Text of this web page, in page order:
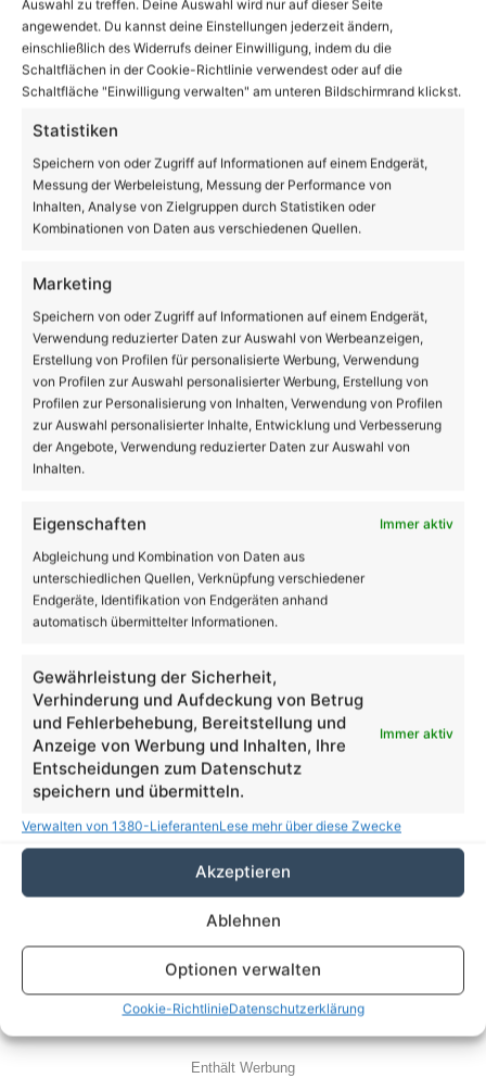
Auswahl zu treffen. Deine Auswahl wird nur auf dieser Seite
angewendet. Du kannst deine Einstellungen jederzeit ändern,
einschließlich des Widerrufs deiner Einwilligung, indem du die
Schaltflächen in der Cookie-Richtlinie verwendest oder auf die
Schaltfläche "Einwilligung verwalten" am unteren Bildschirmrand klickst.
Statistiken
Speichern von oder Zugriff auf Informationen auf einem Endgerät,
Messung der Werbeleistung, Messung der Performance von
Inhalten, Analyse von Zielgruppen durch Statistiken oder
Kombinationen von Daten aus verschiedenen Quellen.
Marketing
Speichern von oder Zugriff auf Informationen auf einem Endgerät,
Verwendung reduzierter Daten zur Auswahl von Werbeanzeigen,
Erstellung von Profilen für personalisierte Werbung, Verwendung
von Profilen zur Auswahl personalisierter Werbung, Erstellung von
Profilen zur Personalisierung von Inhalten, Verwendung von Profilen
zur Auswahl personalisierter Inhalte, Entwicklung und Verbesserung
der Angebote, Verwendung reduzierter Daten zur Auswahl von
Inhalten.
Eigenschaften
Immer aktiv
Abgleichung und Kombination von Daten aus
unterschiedlichen Quellen, Verknüpfung verschiedener
Endgeräte, Identifikation von Endgeräten anhand
automatisch übermittelter Informationen.
Gewährleistung der Sicherheit,
Verhinderung und Aufdeckung von Betrug
und Fehlerbehebung, Bereitstellung und
Anzeige von Werbung und Inhalten, Ihre
Entscheidungen zum Datenschutz
speichern und übermitteln.
Immer aktiv
Verwalten von 1380-LieferantenLese mehr über diese Zwecke
Akzeptieren
Ablehnen
Optionen verwalten
Cookie-RichtlinieDatenschutzerklärung
Eberswalde sagt Weihnachtsmarkt ab – Bernau
noch nicht
Bernau: Unruhe um den Bau einer neuen
Corona-Risikogebiet Berlin? Hauptstadt
überschreitet Grenzwert
Umfrage der Stadt Bernau: Medien – Zufriedenheit
– Wünsche
Netto-Markt – Neubau an der Rüdnitzer Chaussee
bald fertig
Corona-Regeln: Berlin beschließt nächtliche
Sperrstunde
Was für eine große Sause beim Kinderfest in
Ladeburg
8938 km rund um das UNESCO-Welterbe Bauhaus
Tag der offenen Tür im Neuen Rathaus Bernau
NAVIGATION:
|Aktuelles aus und um Bernau| Bund und Länder
einigen sich auf Corona-Maßnahmen
Link zum Beitrag kopieren
FacebookX LinkedIn WhatsApp
Enthält Werbung